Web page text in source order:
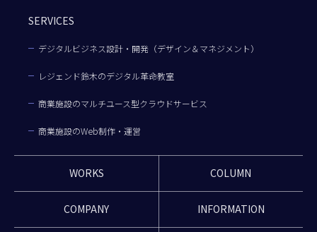
SERVICES
デジタルビジネス設計・開発（デザイン＆マネジメント）
レジェンド鈴木のデジタル革命教室
商業施設のマルチユース型クラウドサービス
商業施設のWeb制作・運営
WORKS COLUMN
COMPANY INFORMATION